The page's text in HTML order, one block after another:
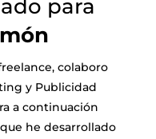
para
colaboro
y Publicidad
a continuación
he desarrollado